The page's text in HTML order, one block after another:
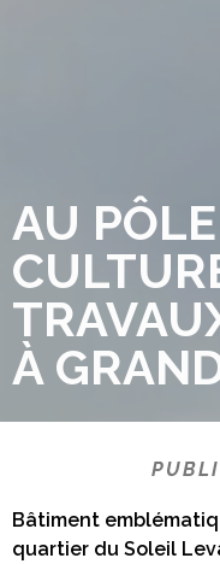
AU
À
Bâtiment
quartier du Soleil